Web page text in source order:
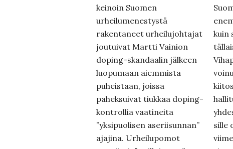
keinoin Suomen
urheilumenestystä
rakentaneet urheilujohtajat
joutuivat Martti Vainion
doping-skandaalin jälkeen
luopumaan aiemmista
puheistaan, joissa
paheksuivat tiukkaa doping-
kontrollia vaatineita
”yksipuolisen aseriisunnan”
ajajina. Urheilupomot
kuin
sille